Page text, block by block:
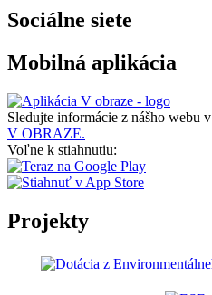
Sociálne siete
Mobilná aplikácia
Sledujte informácie z nášho webu v
V OBRAZE.
Voľne k stiahnutiu:
Projekty